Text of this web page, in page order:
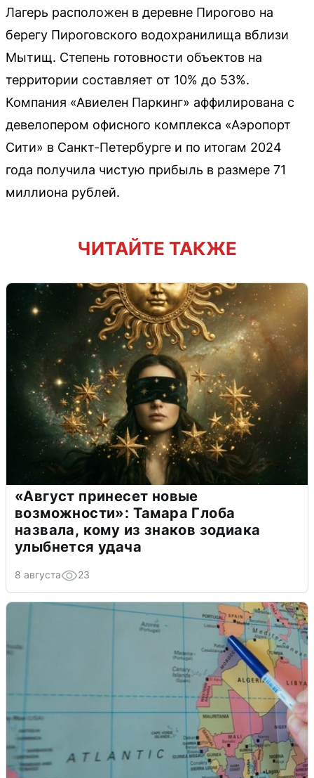
Лагерь расположен в деревне Пирогово на
берегу Пироговского водохранилища вблизи
Мытищ. Степень готовности объектов на
территории составляет от 10% до 53%.
Компания «Авиелен Паркинг» аффилирована с
девелопером офисного комплекса «Аэропорт
Сити» в Санкт-Петербурге и по итогам 2024
года получила чистую прибыль в размере 71
миллиона рублей.
ЧИТАЙТЕ ТАКЖЕ
«Август принесет новые
возможности»: Тамара Глоба
назвала, кому из знаков зодиака
улыбнется удача
8 августа 23